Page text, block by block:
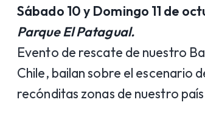
Sábado 10 y Domingo 11 de
Parque El Patagual.
Evento de rescate de nuestro
Chile, bailan sobre el escenario
recónditas zonas de nuestro país